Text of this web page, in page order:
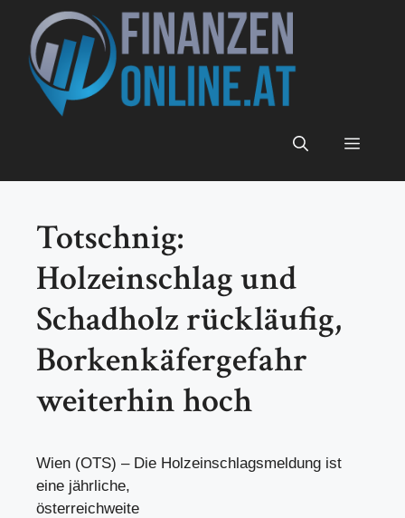
Inhalt
springen
Menü
Totschnig:
Holzeinschlag und
Schadholz rückläufig,
Borkenkäfergefahr
weiterhin hoch
Wien (OTS) – Die Holzeinschlagsmeldung ist
eine jährliche,
österreichweite